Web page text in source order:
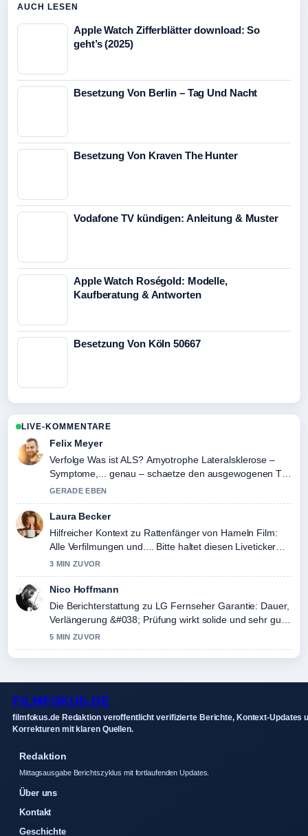
AUCH LESEN
Apple Watch Zifferblätter download: So
geht’s (2025)
Besetzung Von Berlin – Tag Und Nacht
Besetzung Von Kraven The Hunter
Vodafone TV kündigen: Anleitung & Muster
Apple Watch Roségold: Modelle,
Kaufberatung & Antworten
Besetzung Von Köln 50667
LIVE-KOMMENTARE
Felix Meyer
Verfolge Was ist ALS? Amyotrophe Lateralsklerose –
Symptome,... genau – schaetze den ausgewogenen Ton
hier.
GERADE EBEN
Laura Becker
Hilfreicher Kontext zu Rattenfänger von Hameln Film:
Alle Verfilmungen und.... Bitte haltet diesen Liveticker
aktuell.
3 MIN ZUVOR
Nico Hoffmann
Die Berichterstattung zu LG Fernseher Garantie: Dauer,
Verlängerung &#038; Prüfung wirkt solide und sehr gut
nachvollziehbar.
5 MIN ZUVOR
FILMFOKUS.DE
filmfokus.de Redaktion veroffentlicht verifizierte Berichte, Kontext-Updates
Korrekturen mit klaren Quellen.
Redaktion
Mittagsausgabe Berichtszyklus mit fortlaufenden Updates.
Über uns
Kontakt
Geschichte